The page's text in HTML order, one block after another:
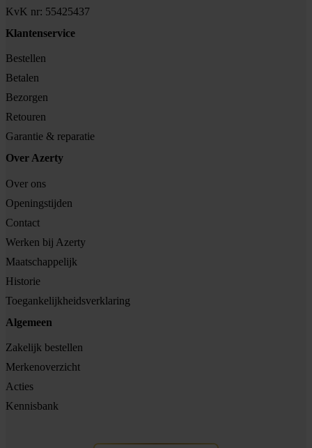
KvK nr: 55425437
Klantenservice
Bestellen
Betalen
Bezorgen
Retouren
Garantie & reparatie
Over Azerty
Over ons
Openingstijden
Contact
Werken bij Azerty
Maatschappelijk
Historie
Toegankelijkheidsverklaring
Algemeen
Zakelijk bestellen
Merkenoverzicht
Acties
Kennisbank